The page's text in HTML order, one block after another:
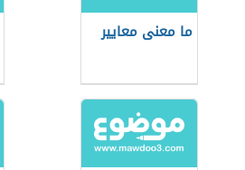
ما معنى معايير